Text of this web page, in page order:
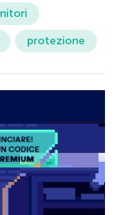
protezione